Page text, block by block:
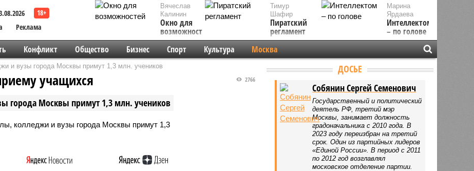
Реклама
Вячеслав
Калинин
Окно для
возможностей
Марина
Ярдаева
Интеллектом
– по голове
Тимур
Шафир
Пиратский
регламент
Конфликт Общество Бизнес Спорт Культура Москва
и вузы города Москвы примут 1,3 млн. учеников
города Москвы примут 1,3 млн. учеников
2766
учащихся
ДОСЬЕ
Собянин Сергей Семенович
Государственный и политический
деятель РФ, третий мэр
Москвы, занимает должность
градоначальника с 2010 года. В
2023 году переизбран на третий
срок. Один из партийных лидеров
«Единой России». В период с 2011
по 2012 год возглавлял
московское отделение партии.